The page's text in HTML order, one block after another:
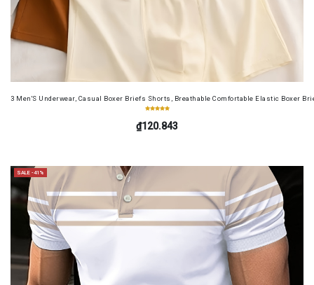
3 Men'S Underwear, Casual Boxer Briefs Shorts, Breathable Comfortable Elastic Boxer
₫120.843
SALE -41%